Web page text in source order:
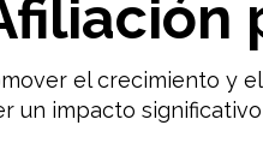
el crecimiento y
un impacto